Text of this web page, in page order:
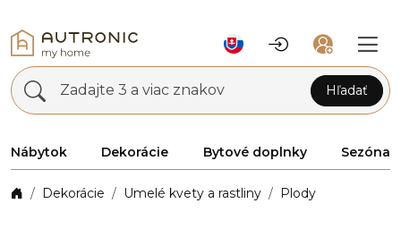
Zadajte 3 a viac znakov Hľadať
Nábytok Dekorácie Bytové doplnky Sezóna
Dekorácie Umelé kvety a rastliny Plody